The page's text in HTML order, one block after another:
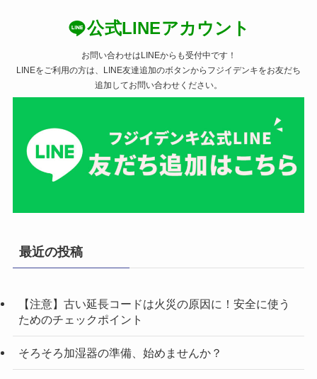
公式LINEアカウント
お問い合わせはLINEからも受付中です！
LINEをご利用の方は、LINE友達追加のボタンからフジイデンキをお友だち
追加してお問い合わせください。
最近の投稿
【注意】古い延長コードは火災の原因に！安全に使う
ためのチェックポイント
そろそろ加湿器の準備、始めませんか？